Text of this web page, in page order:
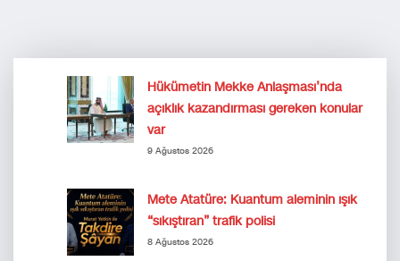
Hükümetin Mekke Anlaşması’nda
açıklık kazandırması gereken konular
var
9 Ağustos 2026
Mete Atatüre: Kuantum aleminin ışık
“sıkıştıran” trafik polisi
8 Ağustos 2026